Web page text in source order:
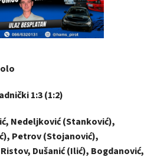
1:3 (1:2)
Nedeljković (Stanković),
Petrov (Stojanović),
Dušanić (Ilić), Bogdanović,